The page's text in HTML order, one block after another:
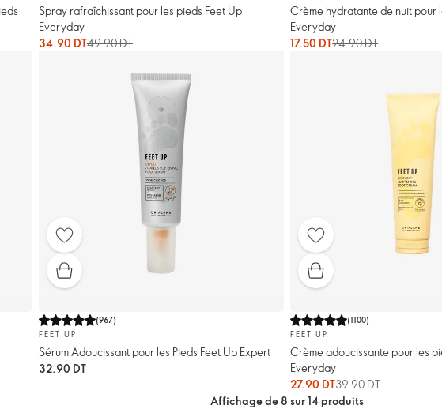
Spray rafraîchissant pour les pieds Feet Up
Everyday
34.90 DT49.90 DT
Crème hydratante de nuit pour
Everyday
17.50 DT24.90 DT
(967)
FEET UP
Sérum Adoucissant pour les Pieds Feet Up Expert
32.90 DT
(1100)
FEET UP
Crème adoucissante pour les
Everyday
27.90 DT39.90 DT
Affichage de 8 sur 14 produits